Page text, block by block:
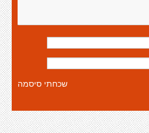
שכחתי סיסמה